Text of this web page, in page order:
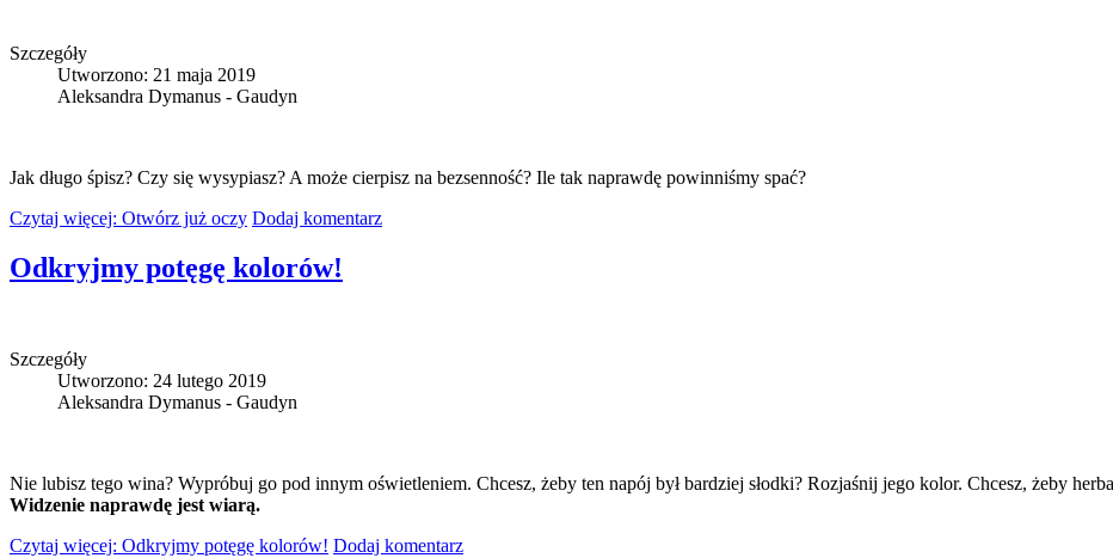
Szczegóły
Utworzono: 21 maja 2019
Aleksandra Dymanus - Gaudyn
Jak długo śpisz? Czy się wysypiasz? A może cierpisz na bezsenność? Ile tak naprawdę powinniśmy spać?
Czytaj więcej: Otwórz już oczy Dodaj komentarz
Odkryjmy potęgę kolorów!
Szczegóły
Utworzono: 24 lutego 2019
Aleksandra Dymanus - Gaudyn
Nie lubisz tego wina? Wypróbuj go pod innym oświetleniem. Chcesz, żeby ten napój był bardziej słodki? Rozjaśnij jego kolor. Chcesz, żeby
Widzenie naprawdę jest wiarą.
Czytaj więcej: Odkryjmy potęgę kolorów! Dodaj komentarz